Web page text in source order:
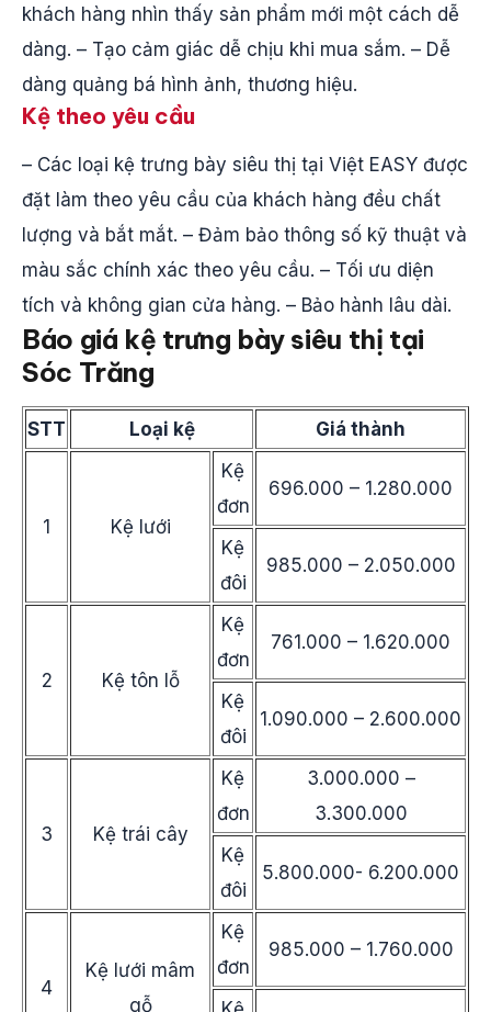
khách hàng nhìn thấy sản phẩm mới một cách dễ
dàng. – Tạo cảm giác dễ chịu khi mua sắm. – Dễ
dàng quảng bá hình ảnh, thương hiệu.
Kệ theo yêu cầu
– Các loại kệ trưng bày siêu thị tại Việt EASY được
đặt làm theo yêu cầu của khách hàng đều chất
lượng và bắt mắt. – Đảm bảo thông số kỹ thuật và
màu sắc chính xác theo yêu cầu. – Tối ưu diện
tích và không gian cửa hàng. – Bảo hành lâu dài.
Báo giá kệ trưng bày siêu thị tại
Sóc Trăng
STT Loại kệ Giá thành
1 Kệ lưới
Kệ
đơn
696.000 – 1.280.000
Kệ
đôi
985.000 – 2.050.000
2 Kệ tôn lỗ
Kệ
đơn
761.000 – 1.620.000
Kệ
đôi
1.090.000 – 2.600.000
3 Kệ trái cây
Kệ
đơn
3.000.000 –
3.300.000
Kệ
đôi
5.800.000- 6.200.000
4
Kệ lưới mâm
gỗ
Kệ
đơn
985.000 – 1.760.000